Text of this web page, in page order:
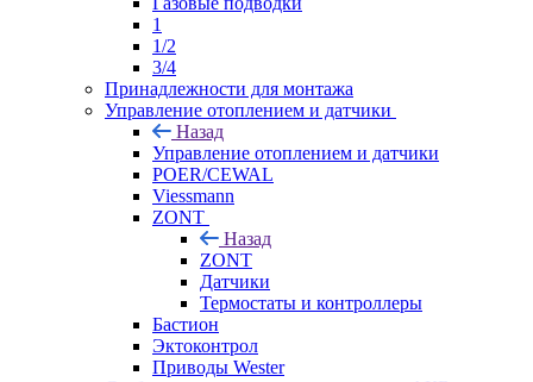
1
1/2
3/4
Принадлежности для монтажа
Управление отоплением и датчики
Назад
Управление отоплением и датчики
POER/CEWAL
Viessmann
ZONT
Назад
ZONT
Датчики
Термостаты и контроллеры
Бастион
Эктоконтрол
Приводы Wester